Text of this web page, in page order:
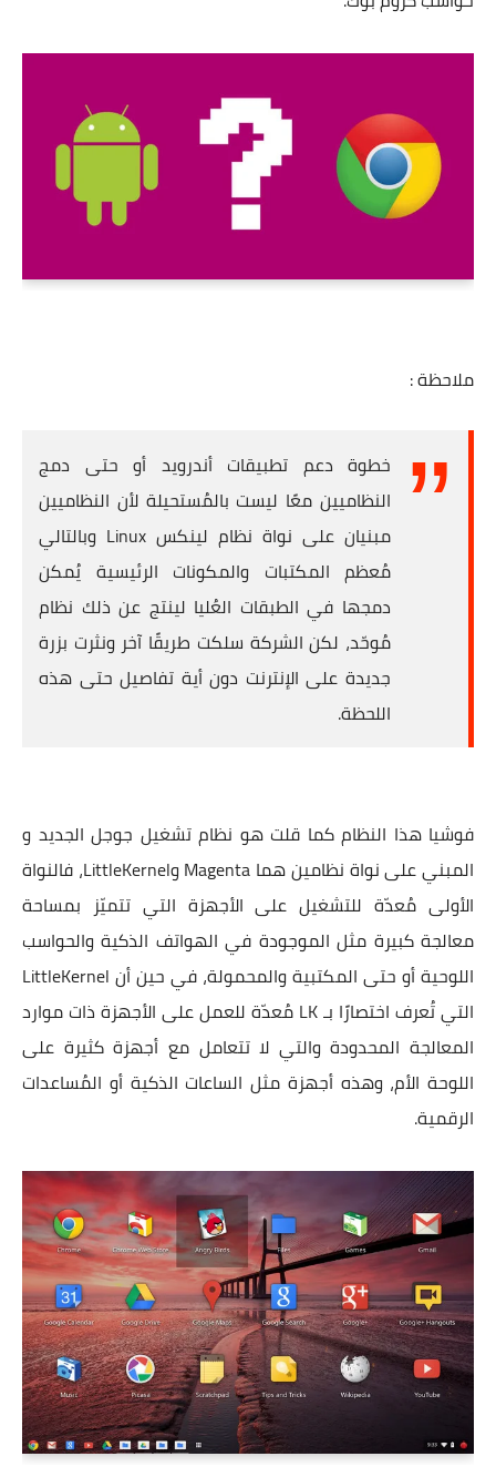
ملاحظة :
خطوة دعم تطبيقات أندرويد أو حتى دمج
النظاميين معًا ليست بالمُستحيلة لأن النظاميين
مبنيان على نواة نظام لينكس Linux وبالتالي
مُعظم المكتبات والمكونات الرئيسية يُمكن
دمجها في الطبقات العُليا لينتج عن ذلك نظام
مُوحّد، لكن الشركة سلكت طريقًا آخر ونثرت بزرة
جديدة على الإنترنت دون أية تفاصيل حتى هذه
اللحظة.
فوشيا هذا النظام كما قلت هو نظام تشغيل جوجل الجديد و
المبني على نواة نظامين هما Magenta وLittleKernel، فالنواة
الأولى مُعدّة للتشغيل على الأجهزة التي تتميّز بمساحة
معالجة كبيرة مثل الموجودة في الهواتف الذكية والحواسب
اللوحية أو حتى المكتبية والمحمولة، في حين أن LittleKernel
التي تُعرف اختصارًا بـ LK مُعدّة للعمل على الأجهزة ذات موارد
المعالجة المحدودة والتي لا تتعامل مع أجهزة كثيرة على
اللوحة الأم، وهذه أجهزة مثل الساعات الذكية أو المُساعدات
الرقمية.